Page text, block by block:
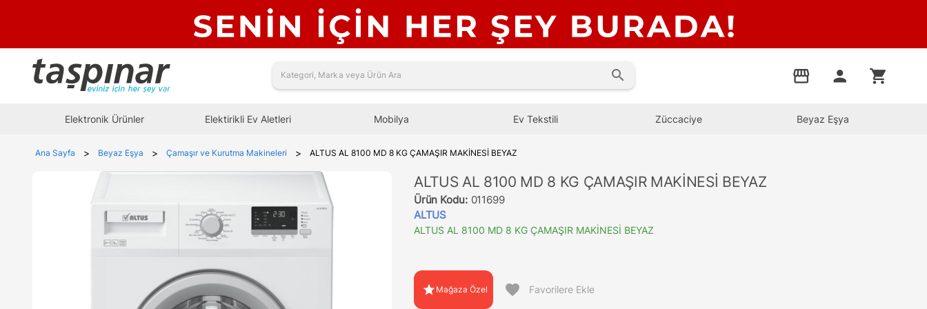
search storefront person shopping_cart
Elektronik Ürünler Elektirikli Ev Aletleri Mobilya Ev Tekstili Züccaciye Beyaz Eşya
Ana Sayfa > Beyaz Eşya > Çamaşır ve Kurutma Makineleri > ALTUS AL 8100 MD 8 KG ÇAMAŞIR MAKİNESİ BEYAZ
ALTUS AL 8100 MD 8 KG ÇAMAŞIR MAKİNESİ BEYAZ
Ürün Kodu: 011699
ALTUS
ALTUS AL 8100 MD 8 KG ÇAMAŞIR MAKİNESİ BEYAZ
star Mağaza Özel favorite Favorilere Ekle